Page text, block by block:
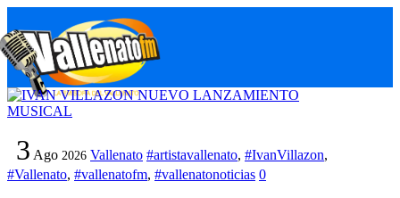
to
content
3 Ago 2026 Vallenato #artistavallenato, #IvanVillazon,
#Vallenato, #vallenatofm, #vallenatonoticias 0